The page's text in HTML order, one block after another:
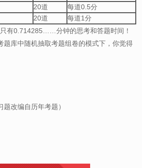
20道
每道0.5分
20道
每道1分
有0.714285……分钟的思考和答题时间！
库中随机抽取考题组卷的模式下，你觉得
改编自历年考题）